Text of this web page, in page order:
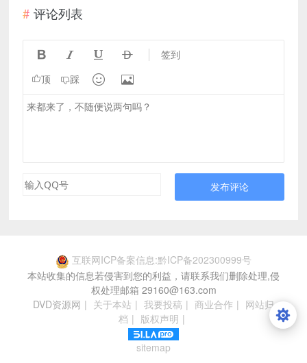
评论列表
    签到
顶 踩  
发布评论
互联网ICP备案信息:黔ICP备202300999号
本站收集的信息若侵害到您的利益，请联系我们删除处理,侵
权处理邮箱 29160@163.com
DVD资源网 | 关于本站 | 我要投稿 | 商业合作 | 网站归
档 | 版权声明 |
sitemap